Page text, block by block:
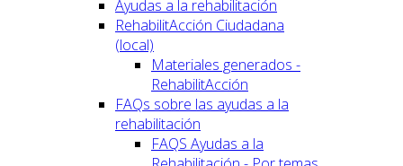
Ayudas a la rehabilitación
RehabilitAcción Ciudadana
(local)
Materiales generados -
RehabilitAcción
FAQs sobre las ayudas a la
rehabilitación
FAQS Ayudas a la